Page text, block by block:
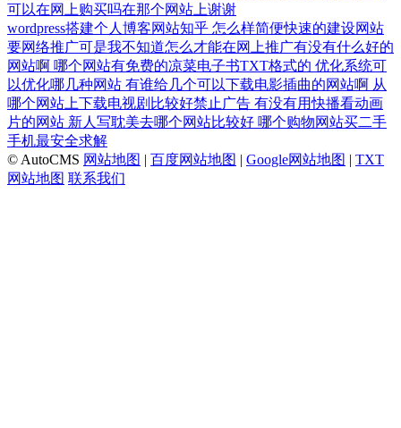
可以在网上购买吗在那个网站上谢谢
wordpress搭建个人博客网站知乎 怎么样简便快速的建设网站
要网络推广可是我不知道怎么才能在网上推广有没有什么好的
网站啊 哪个网站有免费的凉菜电子书TXT格式的 优化系统可
以优化哪几种网站 有谁给几个可以下载电影插曲的网站啊 从
哪个网站上下载电视剧比较好禁止广告 有没有用快播看动画
片的网站 新人写耽美去哪个网站比较好 哪个购物网站买二手
手机最安全求解
© AutoCMS 网站地图 | 百度网站地图 | Google网站地图 | TXT
网站地图 联系我们